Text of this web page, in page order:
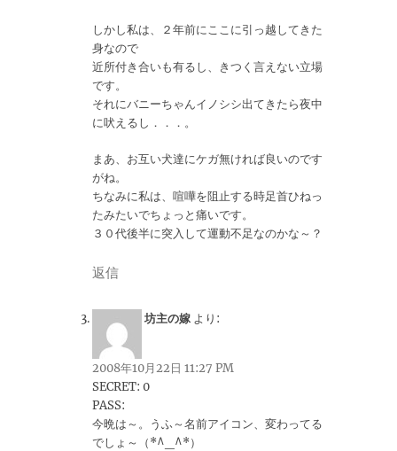
しかし私は、２年前にここに引っ越してきた
身なので
近所付き合いも有るし、きつく言えない立場
です。
それにバニーちゃんイノシシ出てきたら夜中
に吠えるし．．．。
まあ、お互い犬達にケガ無ければ良いのです
がね。
ちなみに私は、喧嘩を阻止する時足首ひねっ
たみたいでちょっと痛いです。
３０代後半に突入して運動不足なのかな～？
返信
坊主の嫁 より:
2008年10月22日 11:27 PM
SECRET: 0
PASS:
今晩は～。うふ～名前アイコン、変わってる
でしょ～（*^_^*）